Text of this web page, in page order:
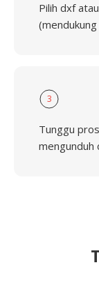
Pilih dxf
3
Tunggu
mengunduh